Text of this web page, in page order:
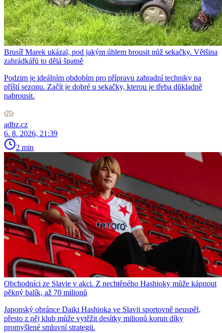
Brusíř Marek ukázal, pod jakým úhlem brousit nůž sekačky. Většina
zahrádkářů to dělá špatně
Podzim je ideálním obdobím pro přípravu zahradní techniky na
příští sezonu. Začít je dobré u sekačky, kterou je třeba důkladně
nabrousit.
adbz.cz
6. 8. 2026, 21:39
2 min
Obchodníci ze Slavie v akci. Z nechtěného Hashioky může kápnout
pěkný balík, až 70 milionů
Japonský obránce Daiki Hashioka ve Slavii sportovně neuspěl,
přesto z něj klub může vytěžit desítky milionů korun díky
promyšlené smluvní strategii.